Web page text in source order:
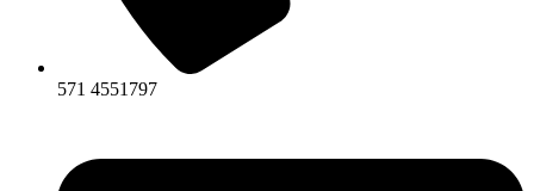
571 4551797